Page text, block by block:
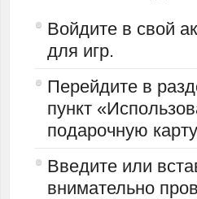
Войдите в свой
для игр.
Перейдите в
пункт
подарочную
Введите или
внимательно